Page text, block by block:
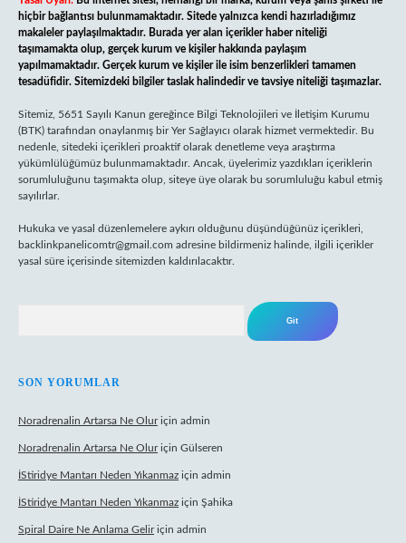
hiçbir bağlantısı bulunmamaktadır. Sitede yalnızca kendi hazırladığımız
makaleler paylaşılmaktadır. Burada yer alan içerikler haber niteliği
taşımamakta olup, gerçek kurum ve kişiler hakkında paylaşım
yapılmamaktadır. Gerçek kurum ve kişiler ile isim benzerlikleri tamamen
tesadüfidir. Sitemizdeki bilgiler taslak halindedir ve tavsiye niteliği taşımazlar.
Sitemiz, 5651 Sayılı Kanun gereğince Bilgi Teknolojileri ve İletişim Kurumu
(BTK) tarafından onaylanmış bir Yer Sağlayıcı olarak hizmet vermektedir. Bu
nedenle, sitedeki içerikleri proaktif olarak denetleme veya araştırma
yükümlülüğümüz bulunmamaktadır. Ancak, üyelerimiz yazdıkları içeriklerin
sorumluluğunu taşımakta olup, siteye üye olarak bu sorumluluğu kabul etmiş
sayılırlar.
Hukuka ve yasal düzenlemelere aykırı olduğunu düşündüğünüz içerikleri,
backlinkpanelicomtr@gmail.com adresine bildirmeniz halinde, ilgili içerikler
yasal süre içerisinde sitemizden kaldırılacaktır.
SON YORUMLAR
Noradrenalin Artarsa Ne Oluriçin admin
Noradrenalin Artarsa Ne Oluriçin Gülseren
İStiridye Mantarı Neden Yıkanmaz için admin
İStiridye Mantarı Neden Yıkanmaz için Şahika
Spiral Daire Ne Anlama Geliriçin admin